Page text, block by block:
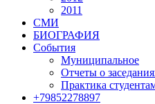
2011
СМИ
БИОГРАФИЯ
События
Муниципальное
Отчеты о
Практика
+79852278897